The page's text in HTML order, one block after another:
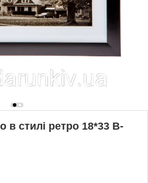
в стилі ретро 18*33 B-